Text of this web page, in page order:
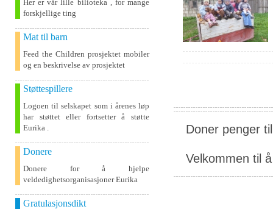
Her er vår lille bilioteka , for mange
forskjellige ting
Mat til barn
Feed the Children prosjektet mobiler
og en beskrivelse av prosjektet
Støttespillere
Logoen til selskapet som i årenes løp
har støttet eller fortsetter å støtte
Eurika .
Donere
Donere for å hjelpe
veldedighetsorganisasjoner Eurika
Gratulasjonsdikt
Doner penger
Velkommen til